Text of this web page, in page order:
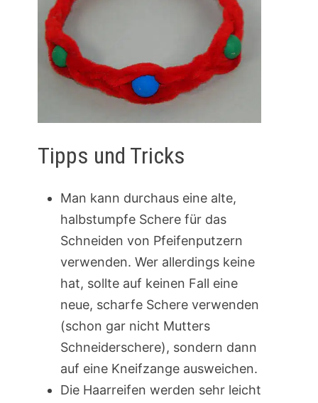
Tipps und Tricks
Man kann durchaus eine alte,
halbstumpfe Schere für das
Schneiden von Pfeifenputzern
verwenden. Wer allerdings keine
hat, sollte auf keinen Fall eine
neue, scharfe Schere verwenden
(schon gar nicht Mutters
Schneiderschere), sondern dann
auf eine Kneifzange ausweichen.
Die Haarreifen werden sehr leicht